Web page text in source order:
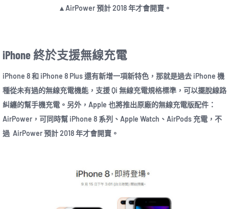
▲AirPower 預計 2018 年才會開賣。
iPhone 終於支援無線充電
iPhone 8 和 iPhone 8 Plus 還有新增一項新特色，那就是過去 iPhone 機
種從未有過的無線充電機能，支援 Qi 無線充電規格標準，可以擺脫線路
糾纏的幫手機充電。另外，Apple 也將推出原廠的無線充電版配件：
AirPower，可同時幫 iPhone 8 系列、Apple Watch、AirPods 充電，不
過 AirPower 預計 2018 年才會開賣。